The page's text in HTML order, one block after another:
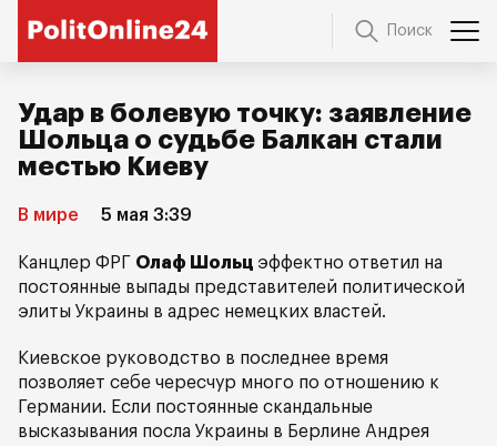
Поиск
Удар в болевую точку: заявление
Шольца о судьбе Балкан стали
местью Киеву
В мире 5 мая 3:39
Канцлер ФРГ Олаф Шольц эффектно ответил на
постоянные выпады представителей политической
элиты Украины в адрес немецких властей.
Киевское руководство в последнее время
позволяет себе чересчур много по отношению к
Германии. Если постоянные скандальные
высказывания посла Украины в Берлине Андрея